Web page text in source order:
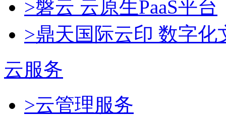
>磐云 云原生PaaS平台
>鼎天国际云印 数字化
云服务
>云管理服务